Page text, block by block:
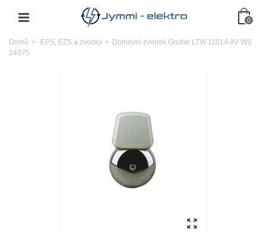
0
Domů > EPS, EZS a zvonky > Domovní zvonek Grothe LTW 1101A 8V WS
24075